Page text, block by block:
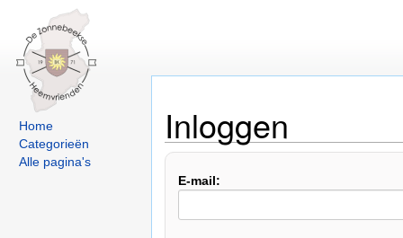
Home
Categorieën
Alle pagina's
Inloggen
E-mail: